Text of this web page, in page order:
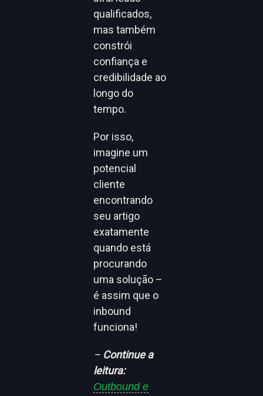
qualificados,
mas também
constrói
confiança e
credibilidade ao
longo do
tempo.
Por isso,
imagine um
potencial
cliente
encontrando
seu artigo
exatamente
quando está
procurando
uma solução –
é assim que o
inbound
funciona!
– Continue a
leitura:
Outbound e